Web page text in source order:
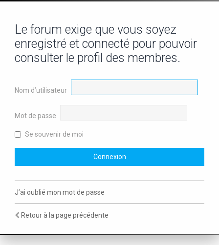
Le forum exige que vous soyez
enregistré et connecté pour pouvoir
consulter le profil des membres.
Nom d’utilisateur
Mot de passe
Se souvenir de moi
J’ai oublié mon mot de passe
Retour à la page précédente